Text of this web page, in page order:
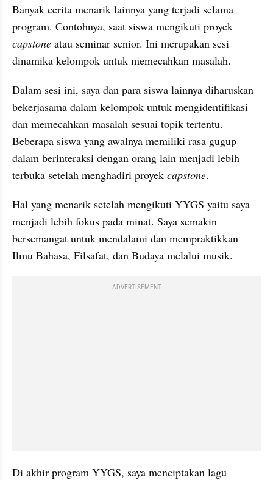
Banyak cerita menarik lainnya yang terjadi selama
capstone atau seminar senior. Ini merupakan sesi
dinamika kelompok untuk memecahkan masalah.
Dalam sesi ini, saya dan para siswa lainnya diharuskan
bekerjasama dalam kelompok untuk mengidentifikasi
dan memecahkan masalah sesuai topik tertentu.
Beberapa siswa yang awalnya memiliki rasa gugup
dalam berinteraksi dengan orang lain menjadi lebih
terbuka setelah menghadiri proyek capstone.
Hal yang menarik setelah mengikuti YYGS yaitu saya
menjadi lebih fokus pada minat. Saya semakin
bersemangat untuk mendalami dan mempraktikkan
Ilmu Bahasa, Filsafat, dan Budaya melalui musik.
ADVERTISEMENT
Di akhir program YYGS, saya menciptakan lagu